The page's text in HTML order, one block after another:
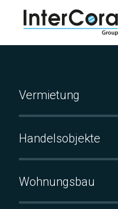
Vermietung
Handelsobjekte
Wohnungsbau